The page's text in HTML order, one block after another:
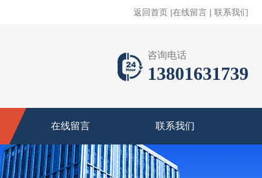
返回首页 |在线留言 | 联系我们
咨询电话
13801631739
在线留言 联系我们